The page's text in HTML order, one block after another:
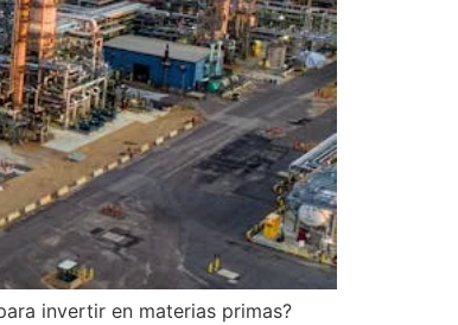
invertir en materias primas?